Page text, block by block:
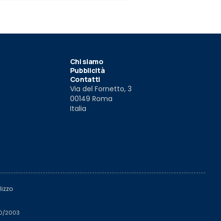
Chi siamo
Pubblicità
Contatti
Via del Fornetto, 3
00149 Roma
Italia
2003